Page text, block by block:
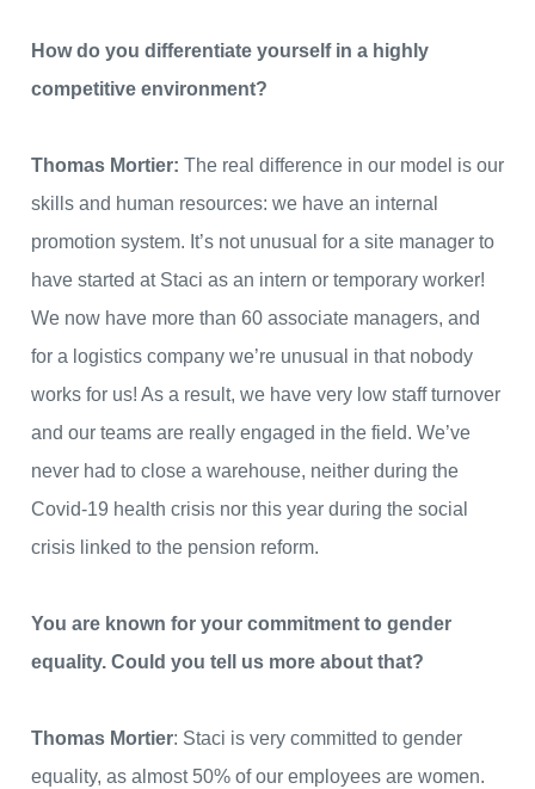
How do you differentiate yourself in a highly
competitive environment?
Thomas Mortier: The real difference in our model is our
skills and human resources: we have an internal
promotion system. It’s not unusual for a site manager to
have started at Staci as an intern or temporary worker!
We now have more than 60 associate managers, and
for a logistics company we’re unusual in that nobody
works for us! As a result, we have very low staff turnover
and our teams are really engaged in the field. We’ve
never had to close a warehouse, neither during the
Covid-19 health crisis nor this year during the social
crisis linked to the pension reform.
You are known for your commitment to gender
equality. Could you tell us more about that?
Thomas Mortier: Staci is very committed to gender
equality, as almost 50% of our employees are women.